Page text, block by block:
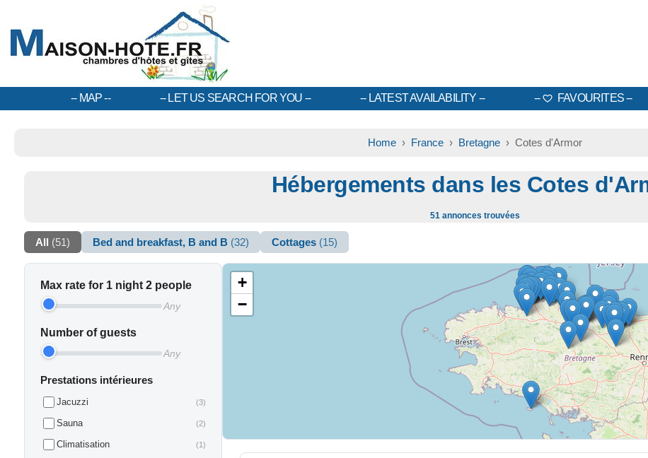
MAP LET US SEARCH FOR YOU LATEST AVAILABILITY FAVOURITES
Home › France › Bretagne › Cotes d'Armor
Hébergements dans les Cotes
51 annonces trouvées
All (51) Bed and breakfast, B and B (32) Cottages (15)
Max rate for 1 night 2 people
Any
Number of guests
Any
Prestations intérieures
Jacuzzi (3)
Sauna (2)
Climatisation (1)
+
−